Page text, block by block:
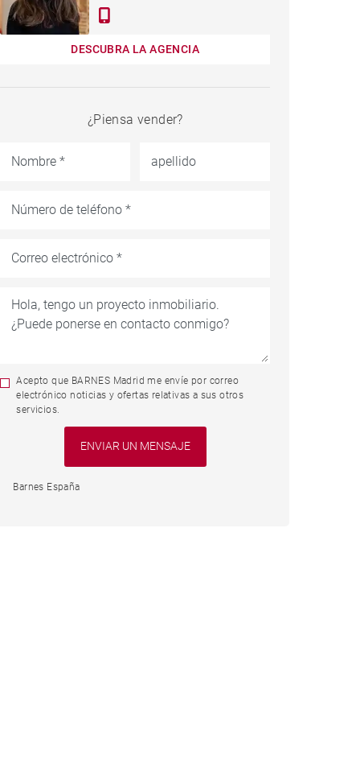
DESCUBRA LA AGENCIA
¿Piensa vender?
Acepto que BARNES Madrid me envíe por correo
electrónico noticias y ofertas relativas a sus otros
servicios.
Barnes España